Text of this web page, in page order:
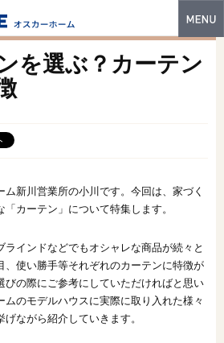
特長
ト・モデルハウス
建築実例
ォトギャラリー
販売中の物件
マートセレクト
を選ぶ？カーテン
ム新川営業所の小川です。今回は、家づく
カーテン」について特集します。
インドなどでもオシャレな商品が続々と
、使い勝手等それぞれのカーテンに特徴が
びの際にご参考にしていただければと思い
ムのモデルハウスに実際に取り入れた様々
ながら紹介していきます。